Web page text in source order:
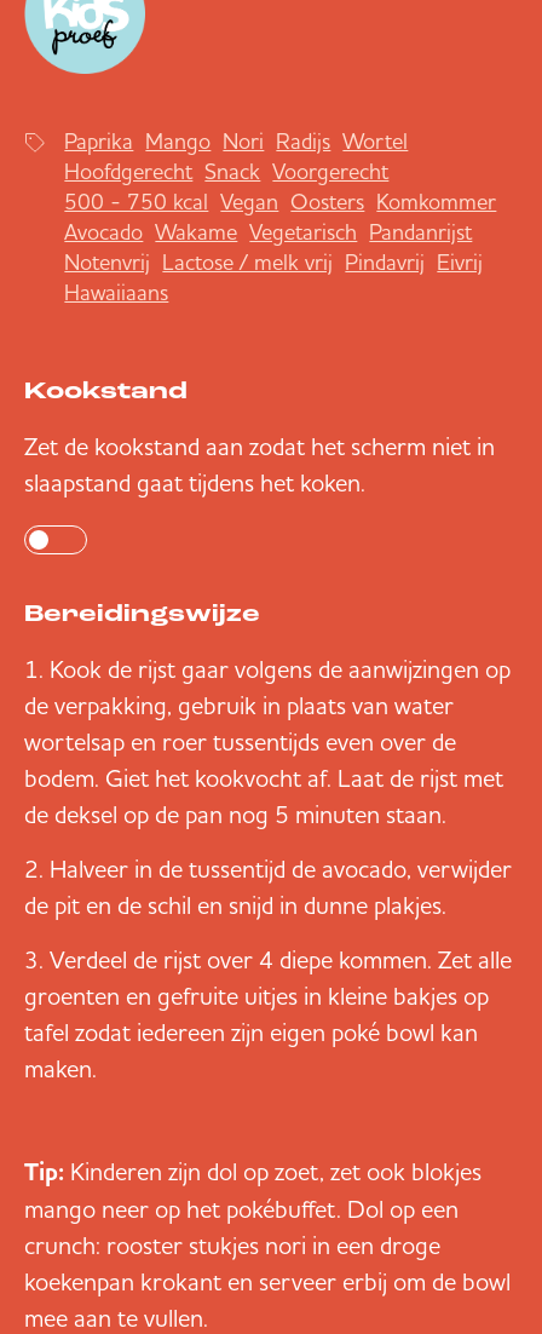
Paprika Mango Nori Radijs Wortel
Hoofdgerecht Snack Voorgerecht
500 - 750 kcal Vegan Oosters Komkommer
Avocado Wakame Vegetarisch Pandanrijst
Notenvrij Lactose / melk vrij Pindavrij Eivrij
Hawaiiaans
Kookstand
Zet de kookstand aan zodat het scherm niet in
slaapstand gaat tijdens het koken.
Bereidingswijze
Kook de rijst gaar volgens de aanwijzingen op
de verpakking, gebruik in plaats van water
wortelsap en roer tussentijds even over de
bodem. Giet het kookvocht af. Laat de rijst met
de deksel op de pan nog 5 minuten staan.
Halveer in de tussentijd de avocado, verwijder
de pit en de schil en snijd in dunne plakjes.
Verdeel de rijst over 4 diepe kommen. Zet alle
groenten en gefruite uitjes in kleine bakjes op
tafel zodat iedereen zijn eigen poké bowl kan
maken.
Tip: Kinderen zijn dol op zoet, zet ook blokjes
mango neer op het pokébuffet. Dol op een
crunch: rooster stukjes nori in een droge
koekenpan krokant en serveer erbij om de bowl
mee aan te vullen.